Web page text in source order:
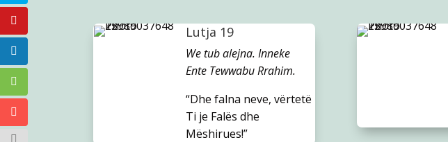
Lutja 19
We tub alejna. Inneke
Ente Tewwabu Rrahim.
“Dhe falna neve, vërtetë
Ti je Falës dhe
Mëshirues!”